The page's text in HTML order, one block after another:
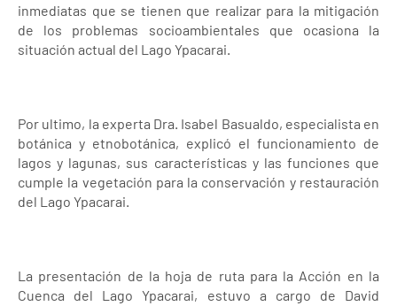
inmediatas que se tienen que realizar para la mitigación
de los problemas socioambientales que ocasiona la
situación actual del Lago Ypacarai.
Por ultimo, la experta Dra. Isabel Basualdo, especialista en
botánica y etnobotánica, explicó el funcionamiento de
lagos y lagunas, sus características y las funciones que
cumple la vegetación para la conservación y restauración
del Lago Ypacarai.
La presentación de la hoja de ruta para la Acción en la
Cuenca del Lago Ypacarai, estuvo a cargo de David